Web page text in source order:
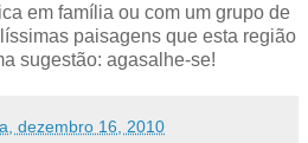
em família ou com um grupo de
paisagens que esta região
sugestão: agasalhe-se!
dezembro 16, 2010